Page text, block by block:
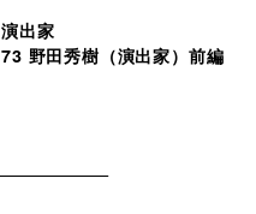
演出家
73 野田秀樹（演出家）前編